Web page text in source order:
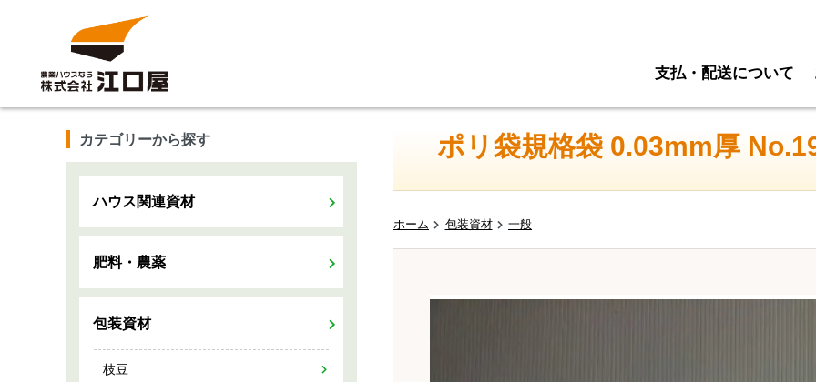
支払・配送について
ポリ袋規格袋 0.03mm厚
ホーム 包装資材 一般
カテゴリーから探す
ハウス関連資材
肥料・農薬
包装資材
枝豆